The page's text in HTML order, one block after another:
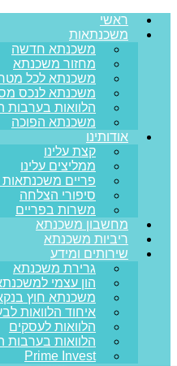
ראשי
משכנתאות
משכנתא חדשה
מחזור משכנתא
משכנתא לכל
משכנתא לנכס
הלוואות בערבות
משכנתא הפוכה
אודותינו
קצת עלינו
ממליצים עלינו
פריים
סיפורי הצלחה
משרות בפריים
מחשבון משכנתא
ריביות משכנתא
שירותים ומידע
גרירת משכנתא
הון עצמי
משכנתא חוץ
איחוד הלוואות
הלוואות לעסקים
הלוואות בערבות
Prime Invest